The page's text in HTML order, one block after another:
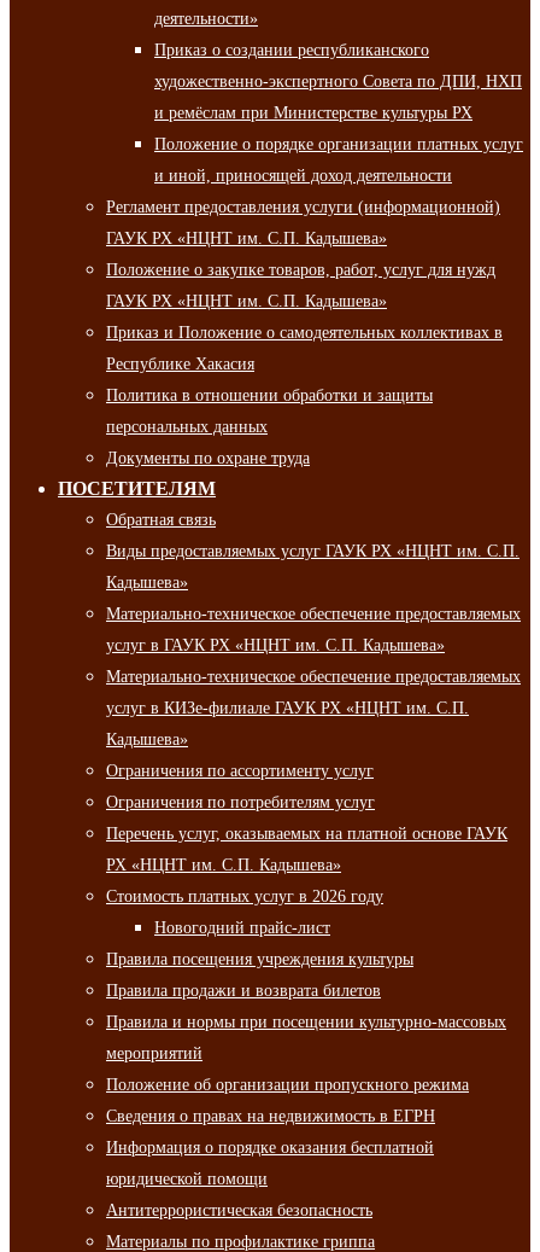
деятельности»
Приказ о создании республиканского
художественно-экспертного Совета по ДПИ, НХП
и ремёслам при Министерстве культуры РХ
Положение о порядке организации платных услуг
и иной, приносящей доход деятельности
Регламент предоставления услуги (информационной)
ГАУК РХ «НЦНТ им. С.П. Кадышева»
Положение о закупке товаров, работ, услуг для нужд
ГАУК РХ «НЦНТ им. С.П. Кадышева»
Приказ и Положение о самодеятельных коллективах в
Республике Хакасия
Политика в отношении обработки и защиты
персональных данных
Документы по охране труда
ПОСЕТИТЕЛЯМ
Обратная связь
Виды предоставляемых услуг ГАУК РХ «НЦНТ им. С.П.
Кадышева»
Материально-техническое обеспечение предоставляемых
услуг в ГАУК РХ «НЦНТ им. С.П. Кадышева»
Материально-техническое обеспечение предоставляемых
услуг в КИЗе-филиале ГАУК РХ «НЦНТ им. С.П.
Кадышева»
Ограничения по ассортименту услуг
Ограничения по потребителям услуг
Перечень услуг, оказываемых на платной основе ГАУК
РХ «НЦНТ им. С.П. Кадышева»
Стоимость платных услуг в 2026 году
Новогодний прайс-лист
Правила посещения учреждения культуры
Правила продажи и возврата билетов
Правила и нормы при посещении культурно-массовых
мероприятий
Положение об организации пропускного режима
Сведения о правах на недвижимость в ЕГРН
Информация о порядке оказания бесплатной
юридической помощи
Антитеррористическая безопасность
Материалы по профилактике гриппа